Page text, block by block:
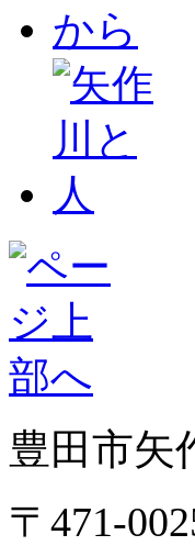
豊田市矢
〒471-